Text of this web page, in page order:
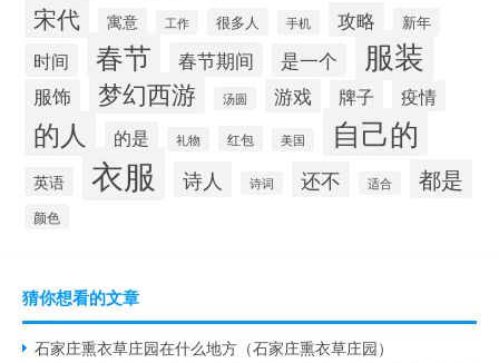
宋代 寓意 工作 很多人 手机 攻略 新年
时间 春节 春节期间 是一个 服装
服饰 梦幻西游 汤圆 游戏 牌子 疫情
的人 的是 礼物 红包 美国 自己的
英语 衣服 诗人 诗词 还不 适合 都是
颜色
猜你想看的文章
石家庄熏衣草庄园在什么地方（石家庄熏衣草庄园）